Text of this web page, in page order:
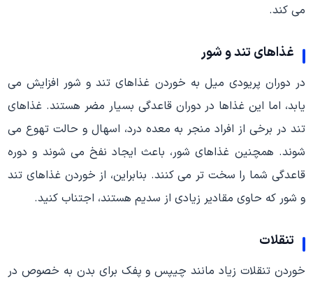
می کند.
غذاهای تند و شور
در دوران پریودی میل به خوردن غذاهای تند و شور افزایش می
یابد، اما این غذاها در دوران قاعدگی بسیار مضر هستند. غذاهای
تند در برخی از افراد منجر به معده درد، اسهال و حالت تهوع می
شوند. همچنین غذاهای شور، باعث ایجاد نفخ می شوند و دوره
قاعدگی شما را سخت تر می کنند. بنابراین، از خوردن غذاهای تند
و شور که حاوی مقادیر زیادی از سدیم هستند، اجتناب کنید.
تنقلات
خوردن تنقلات زیاد مانند چیپس و پفک برای بدن به خصوص در